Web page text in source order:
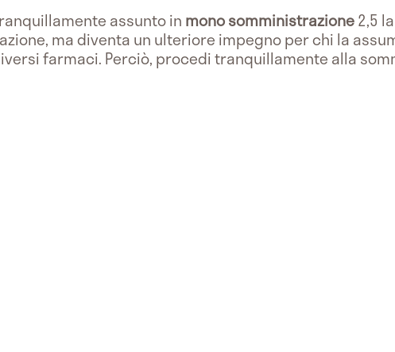
assunto in mono somministrazione2,5
ma diventa un ulteriore impegno per chi la
farmaci. Perciò, procedi tranquillamente alla